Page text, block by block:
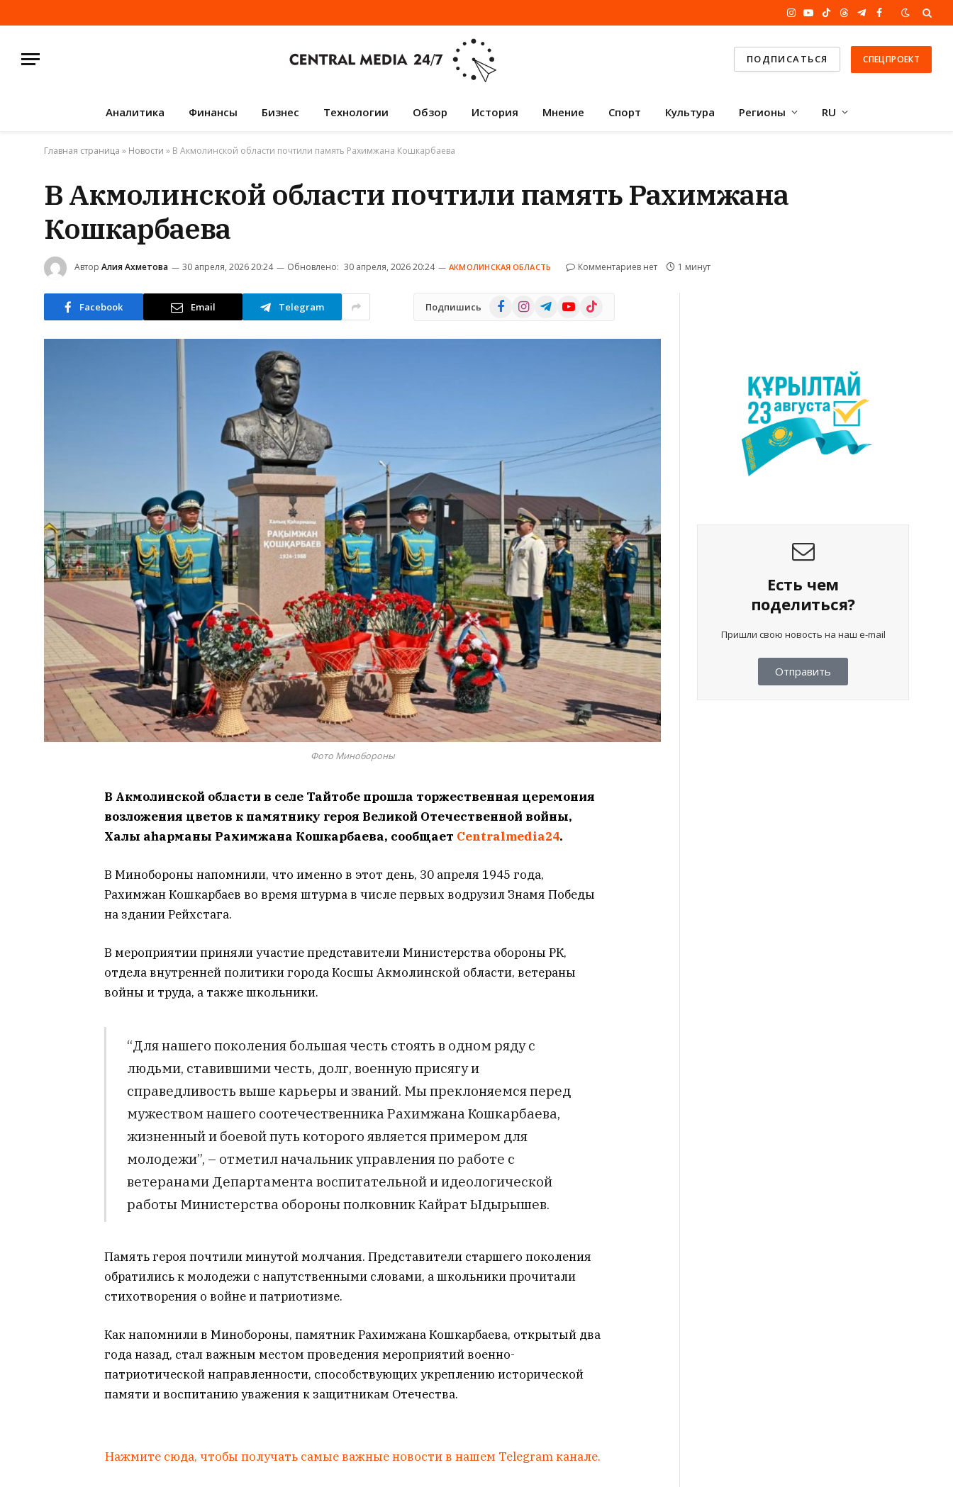
Instagram
YouTube
TikTokThreadsTelegram
Facebook
ПОДПИСАТЬСЯ СПЕЦПРОЕКТ
Аналитика Финансы Бизнес Технологии Обзор История Мнение Спорт Культура Регионы RU
Главная страница » Новости » В Акмолинской области почтили память Рахимжана Кошкарбаева
В Акмолинской области почтили память Рахимжана
Кошкарбаева
Автор Алия Ахметова 30 апреля, 2026 20:24 Обновлено: 30 апреля, 2026 20:24 АКМОЛИНСКАЯ ОБЛАСТЬ Комментариев нет 1 минут
Facebook Email Telegram Подпишись FacebookInstagramTelegramYouTube
TikTok
Фото Минобороны
В Акмолинской области в селе Тайтобе прошла торжественная церемония
возложения цветов к памятнику героя Великой Отечественной войны,
Халық қаһарманы Рахимжана Кошкарбаева, сообщает Centralmedia24.
В Минобороны напомнили, что именно в этот день, 30 апреля 1945 года,
Рахимжан Кошкарбаев во время штурма в числе первых водрузил Знамя Победы
на здании Рейхстага.
В мероприятии приняли участие представители Министерства обороны РК,
отдела внутренней политики города Косшы Акмолинской области, ветераны
войны и труда, а также школьники.
“Для нашего поколения большая честь стоять в одном ряду с
людьми, ставившими честь, долг, военную присягу и
справедливость выше карьеры и званий. Мы преклоняемся перед
мужеством нашего соотечественника Рахимжана Кошкарбаева,
жизненный и боевой путь которого является примером для
молодежи”, – отметил начальник управления по работе с
ветеранами Департамента воспитательной и идеологической
работы Министерства обороны полковник Кайрат Ыдырышев.
Память героя почтили минутой молчания. Представители старшего поколения
обратились к молодежи с напутственными словами, а школьники прочитали
стихотворения о войне и патриотизме.
Как напомнили в Минобороны, памятник Рахимжана Кошкарбаева, открытый два
года назад, стал важным местом проведения мероприятий военно-
патриотической направленности, способствующих укреплению исторической
памяти и воспитанию уважения к защитникам Отечества.
Нажмите сюда, чтобы получать самые важные новости в нашем Telegram канале.
Есть чем
поделиться?
Пришли свою новость на наш e-mail
Отправить